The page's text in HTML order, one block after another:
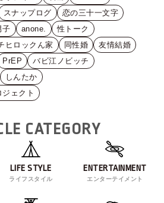
スナップログ
恋の三十一文字
子
anone.
性トーク
ヒロックん家 同性婚
友情結婚
PrEP
バビ江ノビッチ
しんたか
ェクト
CATEGORY
LIFE STYLE
ライフスタイル
ENTERTAINMENT
エンターテイメント